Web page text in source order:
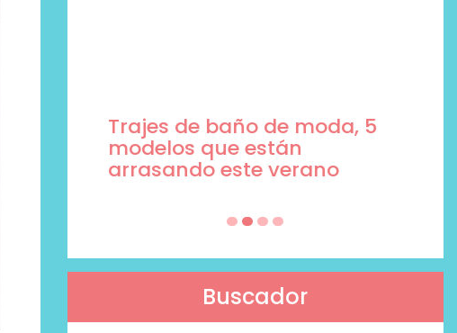
Trajes de baño de moda, 5
modelos que están
arrasando este verano
Buscador